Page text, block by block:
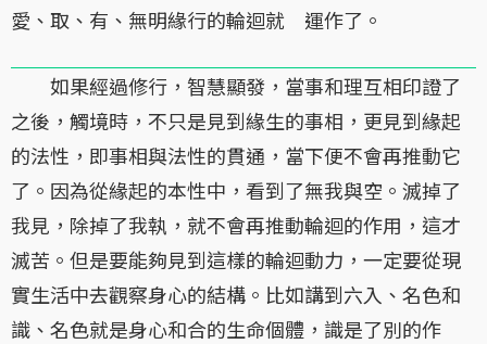
愛、取、有、無明緣行的輪迴就 運作了。
如果經過修行，智慧顯發，當事和理互相印證了
之後，觸境時，不只是見到緣生的事相，更見到緣起
的法性，即事相與法性的貫通，當下便不會再推動它
了。因為從緣起的本性中，看到了無我與空。滅掉了
我見，除掉了我執，就不會再推動輪迴的作用，這才
滅苦。但是要能夠見到這樣的輪迴動力，一定要從現
實生活中去觀察身心的結構。比如講到六入、名色和
識、名色就是身心和合的生命個體，識是了別的作